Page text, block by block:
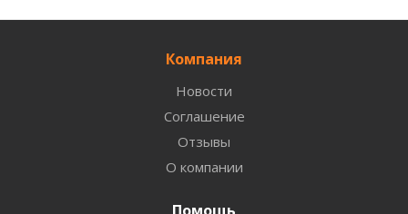
Компания
Новости
Соглашение
Отзывы
О компании